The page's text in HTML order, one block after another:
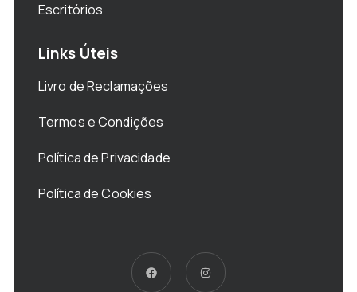
Escritórios
Links Úteis
Livro de Reclamações
Termos e Condições
Política de Privacidade
Política de Cookies